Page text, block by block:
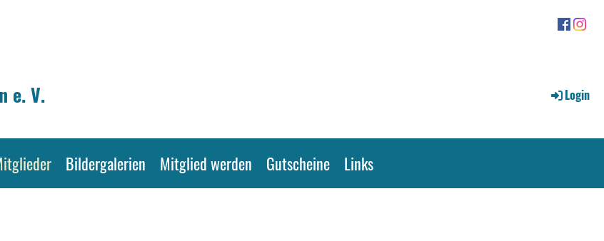
e. V. Login
Bildergalerien Mitglied werden Gutscheine Links